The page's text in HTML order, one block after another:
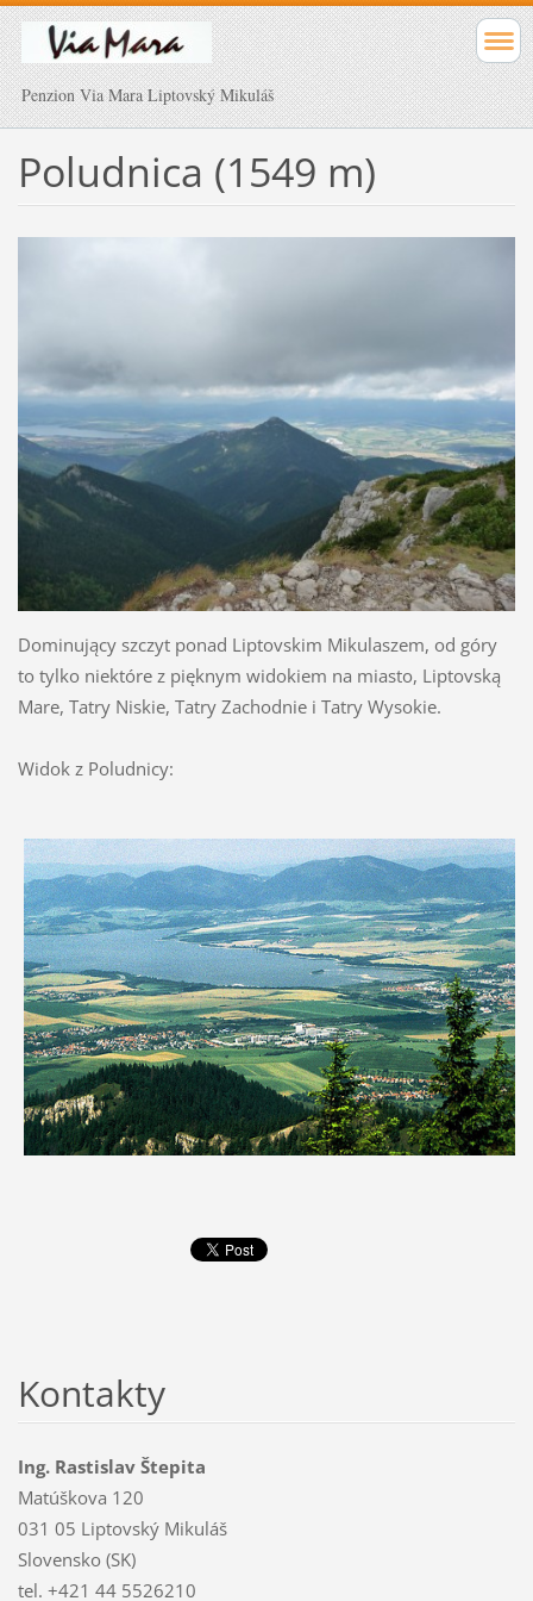
Penzion Via Mara Liptovský Mikuláš
Poludnica (1549 m)
Dominujący szczytponad Liptovskim Mikulaszem, od góry
to tylko niektóre z pięknym widokiem na miasto, Liptovską
Mare, Tatry Niskie, Tatry Zachodnie i Tatry Wysokie.
Widok z Poludnicy:
Kontakty
Ing. Rastislav Štepita
Matúškova 120
031 05 Liptovský Mikuláš
Slovensko (SK)
tel. +421 44 5526210